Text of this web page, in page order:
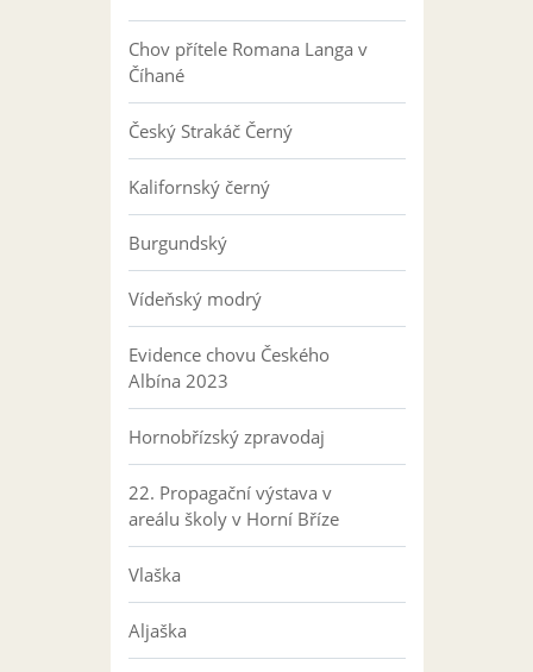
Chov přítele Romana Langa v
Číhané
Český Strakáč Černý
Kalifornský černý
Burgundský
Vídeňský modrý
Evidence chovu Českého
Albína 2023
Hornobřízský zpravodaj
22. Propagační výstava v
areálu školy v Horní Bříze
Vlaška
Aljaška